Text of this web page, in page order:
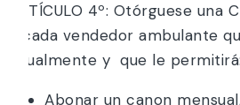
ARTÍCULO 4º: Otórguese una
a cada vendedor ambulante
anualmente y que le permitirá:
Abonar un canon